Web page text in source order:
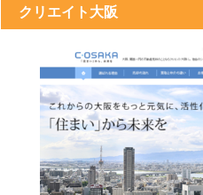
クリエイト大阪